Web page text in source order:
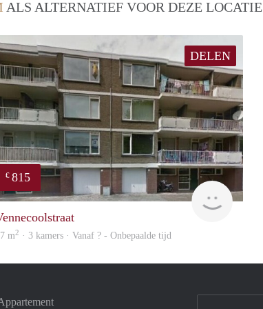
ALS ALTERNATIEF VOOR DEZE LOCATIE
DELEN
€ 815
finder
m2 · 3 kamers · Vanaf ? - Onbepaalde tijd